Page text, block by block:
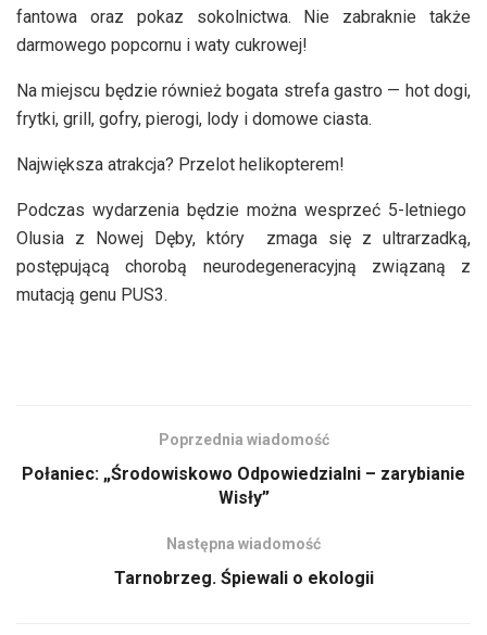
fantowa oraz pokaz sokolnictwa. Nie zabraknie także
darmowego popcornu i waty cukrowej!
Na miejscu będzie również bogata strefa gastro — hot dogi,
frytki, grill, gofry, pierogi, lody i domowe ciasta.
Największa atrakcja? Przelot helikopterem!
Podczas wydarzenia będzie można wesprzeć 5-letniego
Olusia z Nowej Dęby, który zmaga się z ultrarzadką,
postępującą chorobą neurodegeneracyjną związaną z
mutacją genu PUS3.
Poprzednia wiadomość
Połaniec: „Środowiskowo Odpowiedzialni – zarybianie
Wisły”
Następna wiadomość
Tarnobrzeg. Śpiewali o ekologii